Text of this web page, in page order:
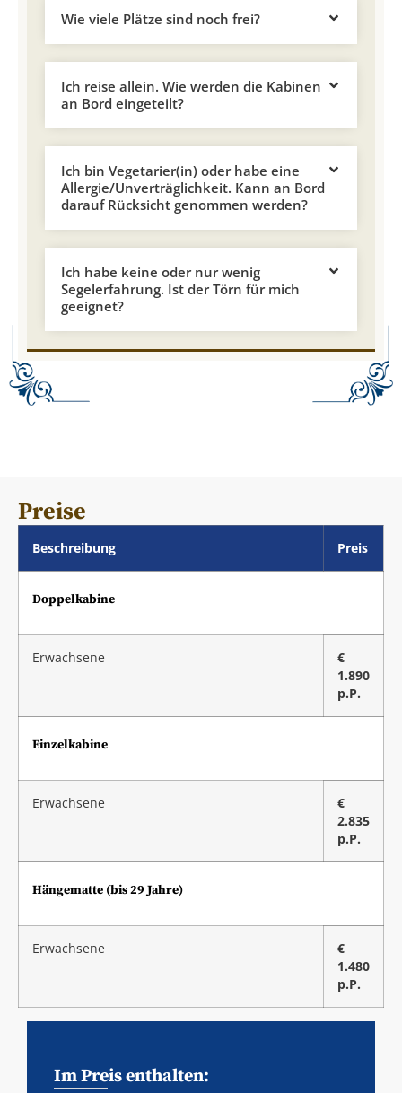
Wie viele Plätze sind noch frei?
Ich reise allein. Wie werden die Kabinen
an Bord eingeteilt?
Ich bin Vegetarier(in) oder habe eine
Allergie/Unverträglichkeit. Kann an Bord
darauf Rücksicht genommen werden?
Ich habe keine oder nur wenig
Segelerfahrung. Ist der Törn für mich
geeignet?
Preise
Beschreibung Preis
Doppelkabine
Erwachsene
€
1.890
p.P.
Einzelkabine
Erwachsene
€
2.835
p.P.
Hängematte (bis 29 Jahre)
Erwachsene
€
1.480
p.P.
Im Preis enthalten: